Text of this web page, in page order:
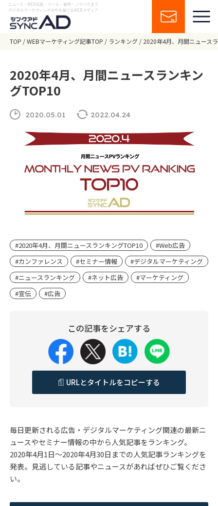
ニュース・WEB広告・ツール・事例・ノウハウまで
デジタルマーケティングの今を届けるWEBメディア
TOP WEBマーケティング記事TOP ランキング 2020年4月、月間ニュース
2020年4月、月間ニュースランキン
グTOP10
2020.05.01 2022.04.24
#2020年4月、月間ニュースランキングTOP10
#Web広告
#カンファレンス
#セミナー情報
#デジタルマーケティング
#ニュースランキング
#ネット広告
#マーケティング
#宣伝
#広告
この記事をシェアする
URLとタイトルをコピーする
毎日更新される広告・デジタルマーケティング関連の最新ニ
ュースやセミナー情報の中から人気記事をランキング。
2020年4月1日～2020年4月30日までの人気記事ランキングを
発表。見逃している記事やニュースがあればぜひご覧くださ
い。